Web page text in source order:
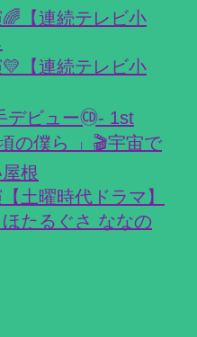
【連続テレビ小
【連続テレビ小
デビュー🄭- 1st
の僕ら 」🎬宇宙で
根
土曜時代ドラマ】
たるぐさ ななの